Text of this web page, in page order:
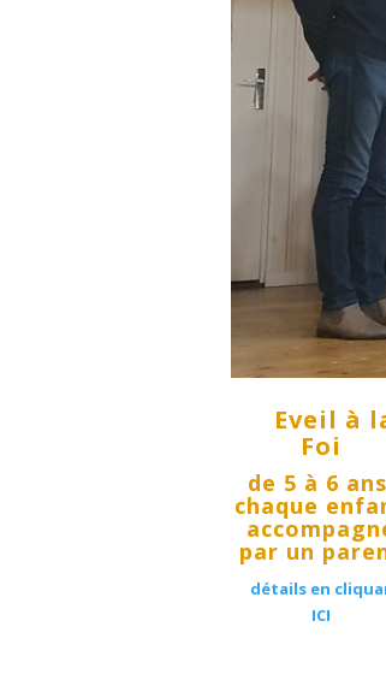
Eveil à
Foi
de 5 à 6 ans
chaque
par un
détails en
ICI